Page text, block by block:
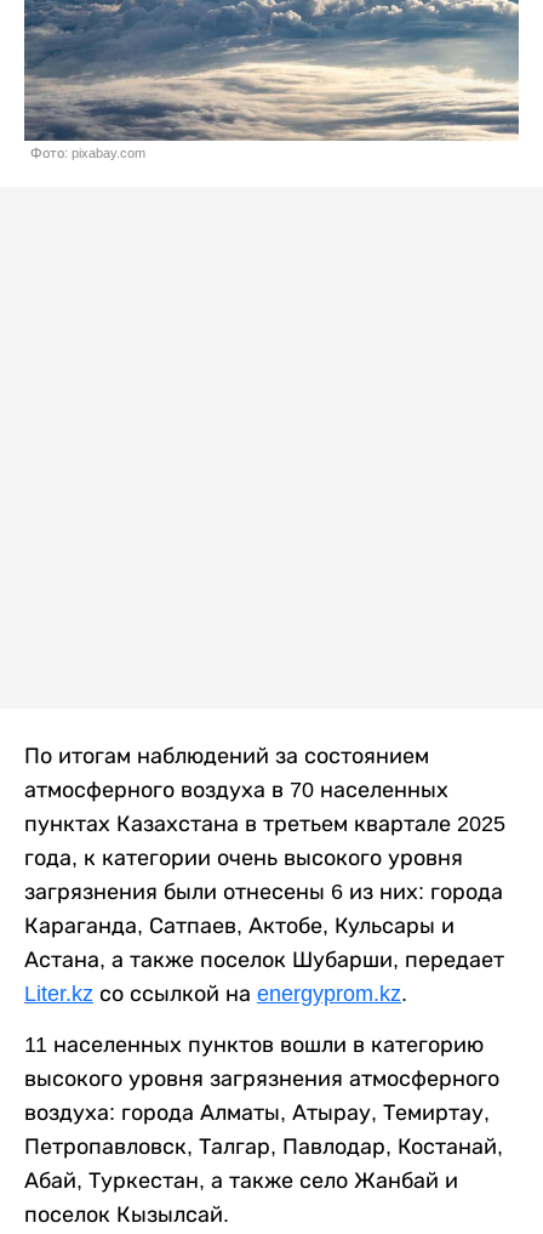
Фото: pixabay.com
По итогам наблюдений за состоянием
атмосферного воздуха в 70 населенных
пунктах Казахстана в третьем квартале 2025
года, к категории очень высокого уровня
загрязнения были отнесены 6 из них: города
Караганда, Сатпаев, Актобе, Кульсары и
Астана, а также поселок Шубарши, передает
Liter.kz со ссылкой на energyprom.kz.
11 населенных пунктов вошли в категорию
высокого уровня загрязнения атмосферного
воздуха: города Алматы, Атырау, Темиртау,
Петропавловск, Талгар, Павлодар, Костанай,
Абай, Туркестан, а также село Жанбай и
поселок Кызылсай.